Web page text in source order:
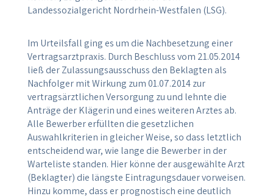
Landessozialgericht Nordrhein-Westfalen (LSG).
Im Urteilsfall ging es um die Nachbesetzung einer
Vertragsarztpraxis. Durch Beschluss vom 21.05.2014
ließ der Zulassungsausschuss den Beklagten als
Nachfolger mit Wirkung zum 01.07.2014 zur
vertragsärztlichen Versorgung zu und lehnte die
Anträge der Klägerin und eines weiteren Arztes ab.
Alle Bewerber erfüllten die gesetzlichen
Auswahlkriterien in gleicher Weise, so dass letztlich
entscheidend war, wie lange die Bewerber in der
Warteliste standen. Hier könne der ausgewählte Arzt
(Beklagter) die längste Eintragungsdauer vorweisen.
Hinzu komme, dass er prognostisch eine deutlich